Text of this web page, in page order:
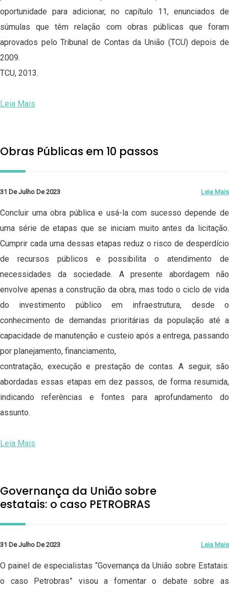
oportunidade para adicionar, no capítulo 11, enunciados de
súmulas que têm relação com obras públicas que foram
aprovados pelo Tribunal de Contas da União (TCU) depois de
2009.
TCU, 2013.
Leia Mais
Obras Públicas em 10 passos
31 De Julho De 2023 Leia Mais
Concluir uma obra pública e usá-la com sucesso depende de
uma série de etapas que se iniciam muito antes da licitação.
Cumprir cada uma dessas etapas reduz o risco de desperdício
de recursos públicos e possibilita o atendimento de
necessidades da sociedade. A presente abordagem não
envolve apenas a construção da obra, mas todo o ciclo de vida
do investimento público em infraestrutura, desde o
conhecimento de demandas prioritárias da população até a
capacidade de manutenção e custeio após a entrega, passando
por planejamento, financiamento,
contratação, execução e prestação de contas. A seguir, são
abordadas essas etapas em dez passos, de forma resumida,
indicando referências e fontes para aprofundamento do
assunto.
Leia Mais
Governança da União sobre
estatais: o caso PETROBRAS
31 De Julho De 2023 Leia Mais
O painel de especialistas “Governança da União sobre Estatais:
o caso Petrobras” visou a fomentar o debate sobre as